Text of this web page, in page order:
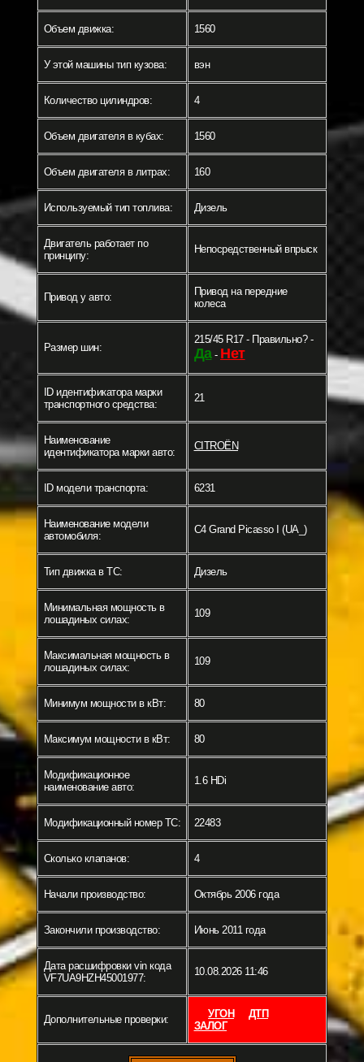
Объем движка: 1560
У этой машины тип кузова: вэн
Количество цилиндров: 4
Объем двигателя в кубах: 1560
Объем двигателя в литрах: 160
Используемый тип топлива: Дизель
Двигатель работает по
принципу:
Непосредственный впрыск
Привод у авто:
Привод на передние
колеса
Размер шин:
215/45 R17 - Правильно? -
Да- Нет
ID идентификатора марки
транспортного средства:
21
Наименование
идентификатора марки авто:
CITROËN
ID модели транспорта: 6231
Наименование модели
автомобиля:
C4 Grand Picasso I (UA_)
Тип движка в ТС: Дизель
Минимальная мощность в
лошадиных силах:
109
Максимальная мощность в
лошадиных силах:
109
Минимум мощности в кВт: 80
Максимум мощности в кВт: 80
Модификационное
наименование авто:
1.6 HDi
Модификационный номер ТС: 22483
Сколько клапанов: 4
Начали производство: Октябрь 2006 года
Закончили производство: Июнь 2011 года
Дата расшифровки vin кода
VF7UA9HZH45001977:
10.08.2026 11:46
Дополнительные проверки: УГОН
ДТП
ЗАЛОГ